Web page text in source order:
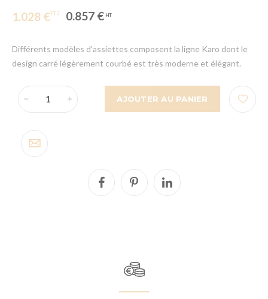
1.028 € 0.857 €
Différents modèles d'assiettes composent la ligne Karo dont le
design carré légèrement courbé est très moderne et élégant.
AJOUTER AU PANIER